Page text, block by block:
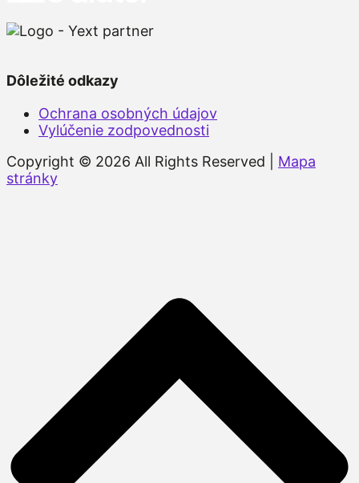
Dôležité odkazy
Ochrana osobných údajov
Vylúčenie zodpovednosti
Copyright © 2026 All Rights Reserved | Mapa
stránky